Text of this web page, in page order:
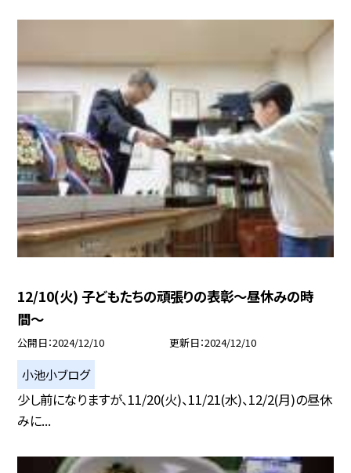
12/10(火) 子どもたちの頑張りの表彰〜昼休みの時
間〜
公開日 2024/12/10 更新日 2024/12/10
小池小ブログ
少し前になりますが、11/20(火)、11/21(水)、12/2(月)の昼休
みに...